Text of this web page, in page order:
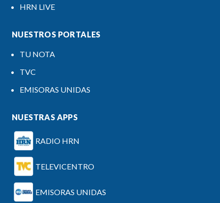
HRN LIVE
NUESTROS PORTALES
TU NOTA
TVC
EMISORAS UNIDAS
NUESTRAS APPS
RADIO HRN
TELEVICENTRO
EMISORAS UNIDAS